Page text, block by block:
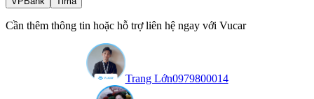
Cần thêm thông tin hoặc hỗ trợ liên hệ ngay với Vucar
Trang Lớn0979800014